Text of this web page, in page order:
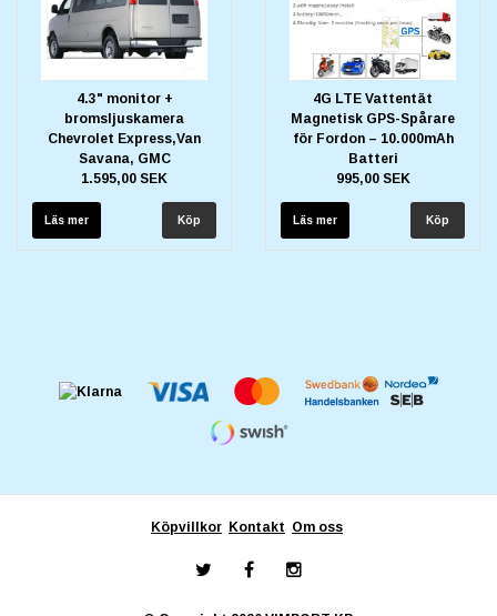
4.3" monitor +
bromsljuskamera
Chevrolet Express,Van
Savana, GMC
1.595,00 SEK
Läs mer
4G LTE Vattentät
Magnetisk GPS-Spårare
för Fordon – 10.000mAh
Batteri
995,00 SEK
Läs mer
Köpvillkor Kontakt Om oss